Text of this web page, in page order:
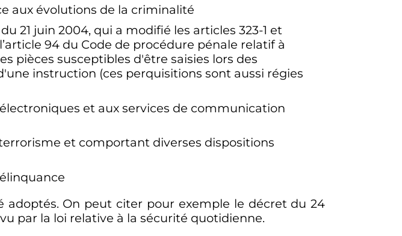
aux évolutions de la criminalité
21 juin 2004, qui a modifié les articles 323-1 et
94 du Code de procédure pénale relatif à
pièces susceptibles d'être saisies lors des
instruction (ces perquisitions sont aussi régies
et aux services de communication
et comportant diverses dispositions
adoptés. On peut citer pour exemple le décret du24
par la loi relative à la sécurité quotidienne.